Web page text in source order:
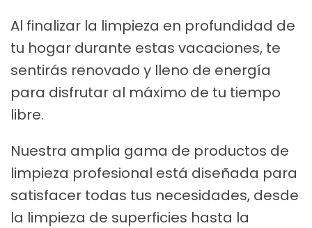
Al finalizar la limpieza en profundidad de
tu hogar durante estas vacaciones, te
sentirás renovado y lleno de energía
para disfrutar al máximo de tu tiempo
libre.
Nuestra amplia gama de productos de
limpieza profesional está diseñada para
satisfacer todas tus necesidades, desde
la limpieza de superficies hasta la